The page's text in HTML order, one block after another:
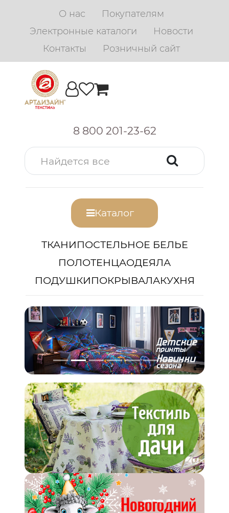
О нас
Покупателям
Электронные каталоги
Новости
Контакты
Розничный сайт
8 800 201-23-62
Каталог
ТКАНИПОСТЕЛЬНОЕ БЕЛЬЕ
ПОЛОТЕНЦАОДЕЯЛА
ПОДУШКИПОКРЫВАЛАКУХНЯ
Предыдущий